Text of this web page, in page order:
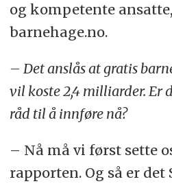
og kompetente
barnehage.no.
– Det anslås at gratis
vil koste 2,4 milliarder. Er
råd til å innføre nå?
– Nå må vi først sette
rapporten. Og så er